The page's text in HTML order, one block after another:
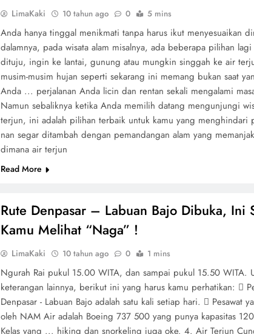
LimaKaki 10 tahun ago 0 5 mins
Anda hanya tinggal menikmati tanpa harus ikut menyesuaikan
dalamnya, pada wisata alam misalnya, ada beberapa pilihan
dituju, ingin ke lantai, gunung atau mungkin singgah ke air
musim-musim hujan seperti sekarang ini memang bukan saat
Anda ... perjalanan Anda licin dan rentan sekali mengalami
Namun sebaliknya ketika Anda memilih datang mengunjungi
terjun, ini adalah pilihan terbaik untuk kamu yang menghindari
nan segar ditambah dengan pemandangan alam yang
dimana air terjun
Read More
Rute Denpasar – Labuan Bajo Dibuka, Ini
Kamu Melihat “Naga” !
LimaKaki 10 tahun ago 0 1 mins
Ngurah Rai pukul 15.00 WITA, dan sampai pukul 15.50 WITA.
keterangan lainnya, berikut ini yang harus kamu perhatikan: 
Denpasar - Labuan Bajo adalah satu kali setiap hari.  Pesawat
oleh NAM Air adalah Boeing 737 500 yang punya kapasitas
Kelas yang ... hiking dan snorkeling juga oke. 4. Air Terjun